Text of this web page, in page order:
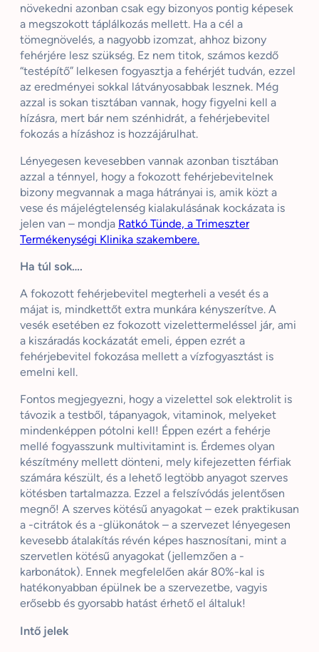
növekedni azonban csak egy bizonyos pontig képesek
a megszokott táplálkozás mellett. Ha a cél a
tömegnövelés, a nagyobb izomzat, ahhoz bizony
fehérjére lesz szükség. Ez nem titok, számos kezdő
“testépítő” lelkesen fogyasztja a fehérjét tudván, ezzel
az eredményei sokkal látványosabbak lesznek. Még
azzal is sokan tisztában vannak, hogy figyelni kell a
hízásra, mert bár nem szénhidrát, a fehérjebevitel
fokozás a hízáshoz is hozzájárulhat.
Lényegesen kevesebben vannak azonban tisztában
azzal a ténnyel, hogy a fokozott fehérjebevitelnek
bizony megvannak a maga hátrányai is, amik közt a
vese és májelégtelenség kialakulásának kockázata is
jelen van – mondja Ratkó Tünde, a Trimeszter
Termékenységi Klinika szakembere.
Ha túl sok….
A fokozott fehérjebevitel megterheli a vesét és a
májat is, mindkettőt extra munkára kényszerítve. A
vesék esetében ez fokozott vizelettermeléssel jár, ami
a kiszáradás kockázatát emeli, éppen ezrét a
fehérjebevitel fokozása mellett a vízfogyasztást is
emelni kell.
Fontos megjegyezni, hogy a vizelettel sok elektrolit is
távozik a testből, tápanyagok, vitaminok, melyeket
mindenképpen pótolni kell! Éppen ezért a fehérje
mellé fogyasszunk multivitamint is. Érdemes olyan
készítmény mellett dönteni, mely kifejezetten férfiak
számára készült, és a lehető legtöbb anyagot szerves
kötésben tartalmazza. Ezzel a felszívódás jelentősen
megnő! A szerves kötésű anyagokat – ezek praktikusan
a -citrátok és a -glükonátok – a szervezet lényegesen
kevesebb átalakítás révén képes hasznosítani, mint a
szervetlen kötésű anyagokat (jellemzően a -
karbonátok). Ennek megfelelően akár 80%-kal is
hatékonyabban épülnek be a szervezetbe, vagyis
erősebb és gyorsabb hatást érhető el általuk!
Intő jelek